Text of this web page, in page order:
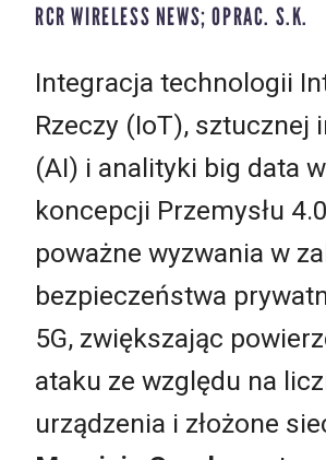
RCR WIRELESS NEWS; OPRAC. S.K.
Integracja technologii
Rzeczy (IoT), sztucznej
(AI) i analityki big data
koncepcji Przemysłu
poważne wyzwania w
bezpieczeństwa
5G, zwiększając
ataku ze względu na
urządzenia i złożone